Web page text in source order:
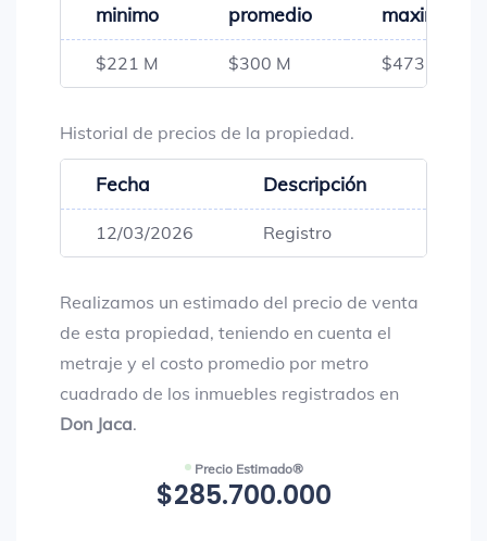
minimo
promedio
maximo
$221 M $300 M $473 M
Historial de precios de la propiedad.
Fecha Descripción
12/03/2026 Registro
Realizamos un estimado del precio de venta
de esta propiedad, teniendo en cuenta el
metraje y el costo promedio por metro
cuadrado de los inmuebles registrados en
Don Jaca.
Precio Estimado®
$285.700.000